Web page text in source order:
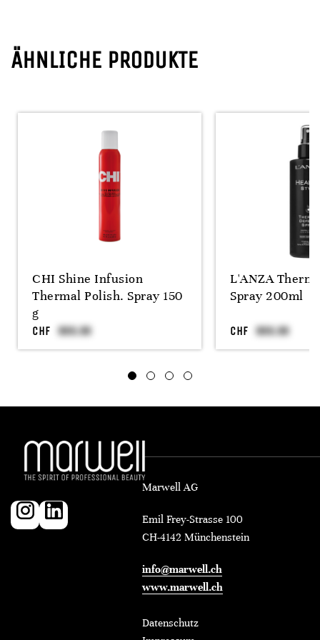
ÄHNLICHE PRODUKTE
CHI Shine Infusion
Thermal Polish. Spray 150
g
CHF
L'ANZA
Spray 200ml
CHF
Marwell AG
Emil Frey-Strasse 100
CH-4142 Münchenstein
info@marwell.ch
www.marwell.ch
Datenschutz